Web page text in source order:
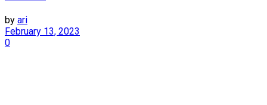
by ari
February 13, 2023
0